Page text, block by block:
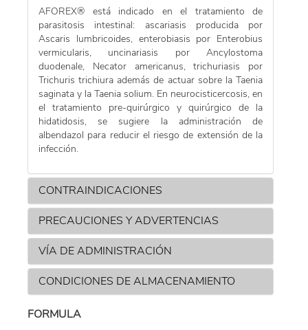
SPRAY
AFOREX® está indicado en el tratamiento de
parasitosis intestinal: ascariasis producida por
Ascaris lumbricoides, enterobiasis por Enterobius
vermicularis, uncinariasis por Ancylostoma
duodenale, Necator americanus, trichuriasis por
Trichuris trichiura además de actuar sobre la Taenia
saginata y la Taenia solium. En neurocisticercosis, en
el tratamiento pre-quirúrgico y quirúrgico de la
hidatidosis, se sugiere la administración de
albendazol para reducir el riesgo de extensión de la
infección.
CONTRAINDICACIONES
PRECAUCIONES Y ADVERTENCIAS
VÍA DE ADMINISTRACIÓN
CONDICIONES DE ALMACENAMIENTO
FORMULA